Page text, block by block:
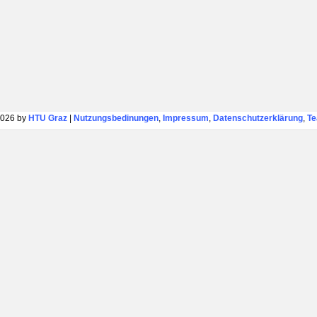
by HTU Graz| Nutzungsbedinungen, Impressum, Datenschutzerklärung,